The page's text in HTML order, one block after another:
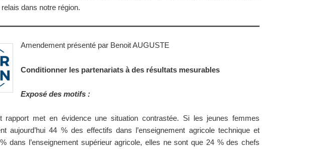
dans notre région.
Amendement présenté par Benoit AUGUSTE
Conditionner les partenariats à des résultats mesurables
Exposé des motifs :
rapport met en évidence une situation contrastée. Si les jeunes femmes
aujourd’hui 44 % des effectifs dans l’enseignement agricole technique et
dans l’enseignement supérieur agricole, elles ne sont que 24 % des chefs